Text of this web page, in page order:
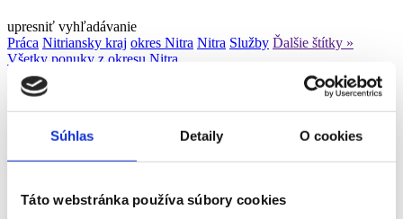
Súhlas Detaily O cookies
Táto webstránka používa súbory cookies
upresniť vyhľadávanie
Práca Nitriansky kraj okres Nitra Nitra Služby Ďalšie štítky »
Všetky ponuky z okresu Nitra
Ponuka práce Služby Nitra
Práca Služby Nitra a okolie - vyberte si z viac ako 0+ overených
pracovnom portáli fajn-praca.sk
NitraOdbory